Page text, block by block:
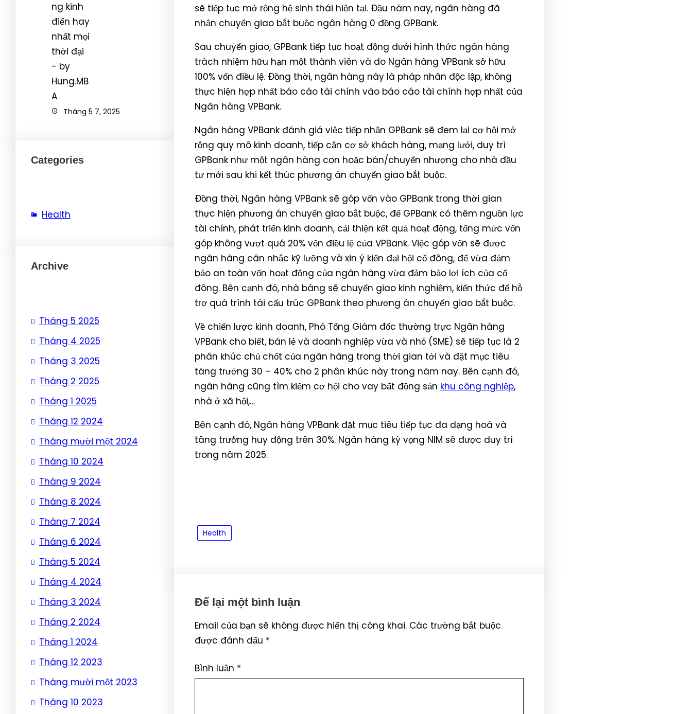
Tháng 5 7, 2025
Categories
Health
Archive
Tháng 5 2025
Tháng 4 2025
Tháng 3 2025
Tháng 2 2025
Tháng 1 2025
Tháng 12 2024
Tháng mười một 2024
Tháng 10 2024
Tháng 9 2024
Tháng 8 2024
Tháng 7 2024
Tháng 6 2024
Tháng 5 2024
Tháng 4 2024
Tháng 3 2024
Tháng 2 2024
Tháng 1 2024
Tháng 12 2023
Tháng mười một 2023
Tháng 10 2023
sẽ tiếp tục mở rộng hệ sinh thái hiện tại. Đầu năm nay, ngân hàng đã
nhận chuyển giao bắt buộc ngân hàng 0 đồng GPBank.
Sau chuyển giao, GPBank tiếp tục hoạt động dưới hình thức ngân hàng
trách nhiệm hữu hạn một thành viên và do Ngân hàng VPBank sở hữu
100% vốn điều lệ. Đồng thời, ngân hàng này là pháp nhân độc lập, không
thực hiện hợp nhất báo cáo tài chính vào báo cáo tài chính hợp nhất của
Ngân hàng VPBank.
Ngân hàng VPBank đánh giá việc tiếp nhận GPBank sẽ đem lại cơ hội mở
rộng quy mô kinh doanh, tiếp cận cơ sở khách hàng, mạng lưới, duy trì
GPBank như một ngân hàng con hoặc bán/chuyển nhượng cho nhà đầu
tư mới sau khi kết thúc phương án chuyển giao bắt buộc.
Đồng thời, Ngân hàng VPBank sẽ góp vốn vào GPBank trong thời gian
thực hiện phương án chuyển giao bắt buộc, để GPBank có thêm nguồn lực
tài chính, phát triển kinh doanh, cải thiện kết quả hoạt động, tổng mức vốn
góp không vượt quá 20% vốn điều lệ của VPBank. Việc góp vốn sẽ được
ngân hàng cân nhắc kỹ lưỡng và xin ý kiến đại hội cổ đông, để vừa đảm
bảo an toàn vốn hoạt động của ngân hàng vừa đảm bảo lợi ích của cổ
đông. Bên cạnh đó, nhà băng sẽ chuyển giao kinh nghiệm, kiến thức để hỗ
trợ quá trình tái cấu trúc GPBank theo phương án chuyển giao bắt buộc.
Về chiến lược kinh doanh, Phó Tổng Giám đốc thường trực Ngân hàng
VPBank cho biết, bán lẻ và doanh nghiệp vừa và nhỏ (SME) sẽ tiếp tục là 2
phân khúc chủ chốt của ngân hàng trong thời gian tới và đặt mục tiêu
tăng trưởng 30 – 40% cho 2 phân khúc này trong năm nay. Bên cạnh đó,
ngân hàng cũng tìm kiếm cơ hội cho vay bất động sản khu công nghiệp,
nhà ở xã hội,…
Bên cạnh đó, Ngân hàng VPBank đặt mục tiêu tiếp tục đa dạng hoá và
tăng trưởng huy động trên 30%. Ngân hàng kỳ vọng NIM sẽ được duy trì
trong năm 2025.
Health
Để lại một bình luận
Email của bạn sẽ không được hiển thị công khai. Các trường bắt buộc
được đánh dấu *
Bình luận *